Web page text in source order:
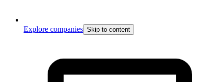
Explore companies Skip to content